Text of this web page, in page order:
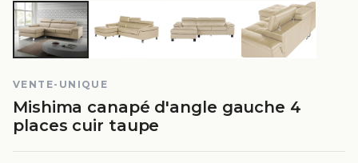
VENTE-UNIQUE
Mishima canapé d'angle gauche 4
places cuir taupe